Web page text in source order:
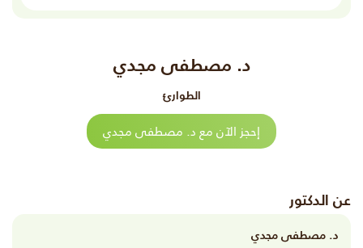
د. مصطفى مجدي
الطوارئ
إحجز الآن مع د. مصطفى مجدي
عن الدكتور
د. مصطفى مجدي